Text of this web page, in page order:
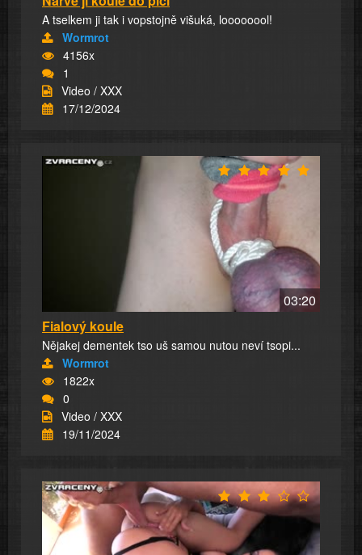
A tselkem ji tak i vopstojně višuká, loooooool!
Wormrot
4156x
1
Video / XXX
17/12/2024
03:20
Fialový koule
Nějakej dementek tso uš samou nutou neví tsopi...
Wormrot
1822x
0
Video / XXX
19/11/2024